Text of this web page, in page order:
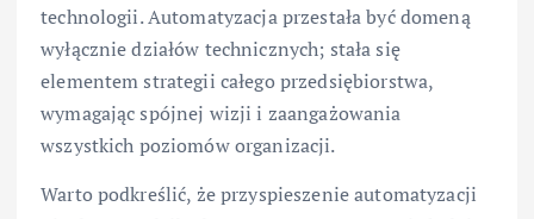
technologii. Automatyzacja przestała być domeną
wyłącznie działów technicznych; stała się
elementem strategii całego przedsiębiorstwa,
wymagając spójnej wizji i zaangażowania
wszystkich poziomów organizacji.
Warto podkreślić, że przyspieszenie automatyzacji